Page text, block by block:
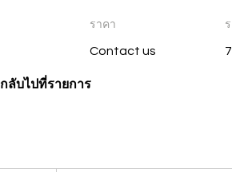
ราคา
Contact us
กลับไปที่รายการ